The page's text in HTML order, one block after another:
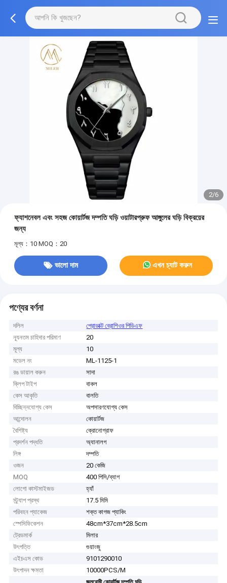
2/6
ফ্যাশনেবল এবং সহজ কোয়ার্টজ দম্পতি ঘড়ি ওয়াটারপ্রুফ আঙ্গুলের ঘড়ি বিক্রয়ের
জন্য
মূল্য：10 MOQ：20
ভালো দাম এখন চ্যাট করুন
পণ্যের বর্ণনা
দলিল
প্রোডাক্ট ব্রোশিওর পিডিএফ
ন্যূনতম চাহিদার পরিমাণ
20
মূল্য
10
মডেল নং
ML-1125-1
রঙ ডায়াল করুন
সাদা
ক্লিপ টাইপ
বাকল
কেস আকৃতি
বালতি
বিচ্ছিন্নযোগ্য কেস
অপসারণযোগ্য কেস
আন্দোলন
কোয়ার্টজ
বৈশিষ্ট্য
ক্রোনোগ্রাফ
প্রদর্শন পদ্ধতি
অ্যানালগ
লিঙ্গ
দম্পতি
ওজন
20 কেজি
MOQ
400 পিসি/ব্যাগ
লোগো কাস্টমাইজড
হ্যাঁ
স্ট্র্যাপ প্রস্থ
17.5 মিমি
পরিবহন প্যাকেজ
শক্ত কাগজ প্যাকিং
স্পেসিফিকেশন
48cm*37cm*28.5cm
ট্রেডমার্ক
মিলার
উৎপত্তি
গুয়াংজু
এইচএস কোড
9101290010
উৎপাদন ক্ষমতা
10000PCS/M